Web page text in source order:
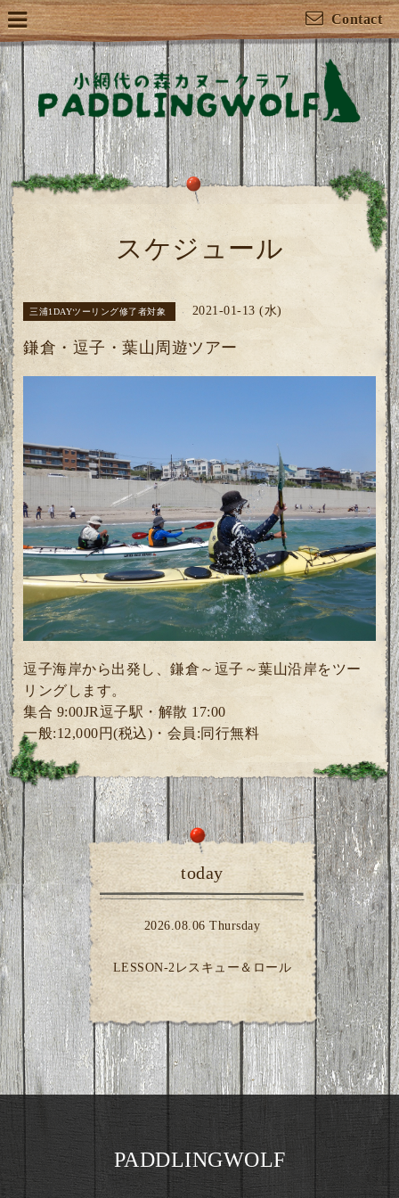
Contact
スケジュール
三浦1DAYツーリング修了者対象 2021-01-13 (水)
鎌倉・逗子・葉山周遊ツアー
逗子海岸から出発し、鎌倉～逗子～葉山沿岸をツー
リングします。
集合 9:00JR逗子駅・解散 17:00
一般:12,000円(税込)・会員:同行無料
today
2026.08.06 Thursday
LESSON-2レスキュー＆ロール
PADDLINGWOLF